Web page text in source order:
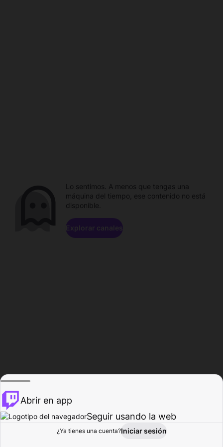
Explorar Actividad
Lo sentimos. A menos que tengas una
máquina del tiempo, ese contenido no está
disponible.
Explorar canales
Abrir en app
Seguir usando la web
¿Ya tienes una cuenta?Iniciar sesión